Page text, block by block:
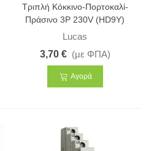
Τριπλή Κόκκινo-Πορτοκαλί-
Πράσινο 3P 230V (HD9Y)
Lucas
3,70 € (με ΦΠΑ)
Αγορά